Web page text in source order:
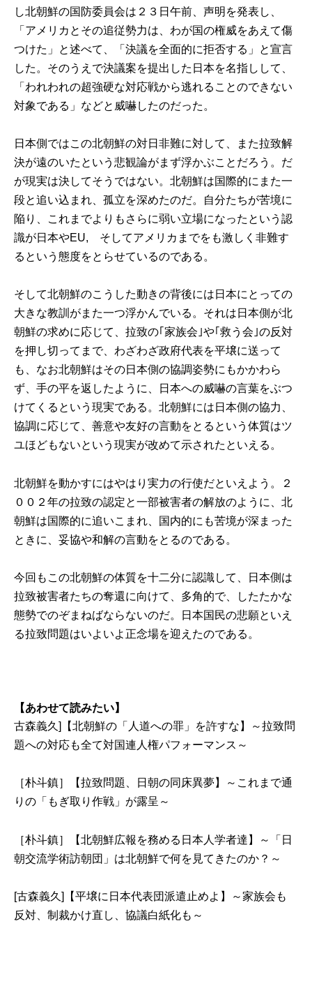
し北朝鮮の国防委員会は２３日午前、声明を発表し、
「アメリカとその追従勢力は、わが国の権威をあえて傷
つけた」と述べて、「決議を全面的に拒否する」と宣言
した。そのうえで決議案を提出した日本を名指しして、
「われわれの超強硬な対応戦から逃れることのできない
対象である」などと威嚇したのだった。
日本側ではこの北朝鮮の対日非難に対して、また拉致解
決が遠のいたという悲観論がまず浮かぶことだろう。だ
が現実は決してそうではない。北朝鮮は国際的にまた一
段と追い込まれ、孤立を深めたのだ。自分たちが苦境に
陥り、これまでよりもさらに弱い立場になったという認
識が日本やEU, そしてアメリカまでをも激しく非難す
るという態度をとらせているのである。
そして北朝鮮のこうした動きの背後には日本にとっての
大きな教訓がまた一つ浮かんでいる。それは日本側が北
朝鮮の求めに応じて、拉致の｢家族会｣や｢救う会｣の反対
を押し切ってまで、わざわざ政府代表を平壌に送って
も、なお北朝鮮はその日本側の協調姿勢にもかかわら
ず、手の平を返したように、日本への威嚇の言葉をぶつ
けてくるという現実である。北朝鮮には日本側の協力、
協調に応じて、善意や友好の言動をとるという体質はツ
ユほどもないという現実が改めて示されたといえる。
北朝鮮を動かすにはやはり実力の行使だといえよう。２
００２年の拉致の認定と一部被害者の解放のように、北
朝鮮は国際的に追いこまれ、国内的にも苦境が深まった
ときに、妥協や和解の言動をとるのである。
今回もこの北朝鮮の体質を十二分に認識して、日本側は
拉致被害者たちの奪還に向けて、多角的で、したたかな
態勢でのぞまねばならないのだ。日本国民の悲願といえ
る拉致問題はいよいよ正念場を迎えたのである。
【あわせて読みたい】
古森義久]【北朝鮮の「人道への罪」を許すな】～拉致問
題への対応も全て対国連人権パフォーマンス～
［朴斗鎮］【拉致問題、日朝の同床異夢】～これまで通
りの「もぎ取り作戦」が露呈～
［朴斗鎮］【北朝鮮広報を務める日本人学者達】～「日
朝交流学術訪朝団」は北朝鮮で何を見てきたのか？～
[古森義久]【平壌に日本代表団派遣止めよ】～家族会も
反対、制裁かけ直し、協議白紙化も～